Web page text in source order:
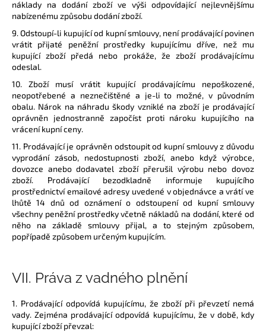
náklady na dodání zboží ve výši odpovídající nejlevnějšímu
nabízenému způsobu dodání zboží.
9. Odstoupí-li kupující od kupní smlouvy, není prodávající povinen
vrátit přijaté peněžní prostředky kupujícímu dříve, než mu
kupující zboží předá nebo prokáže, že zboží prodávajícímu
odeslal.
10. Zboží musí vrátit kupující prodávajícímu nepoškozené,
neopotřebené a neznečištěné a je-li to možné, v původním
obalu. Nárok na náhradu škody vzniklé na zboží je prodávající
oprávněn jednostranně započíst proti nároku kupujícího na
vrácení kupní ceny.
11. Prodávající je oprávněn odstoupit od kupní smlouvy z důvodu
vyprodání zásob, nedostupnosti zboží, anebo když výrobce,
dovozce anebo dodavatel zboží přerušil výrobu nebo dovoz
zboží. Prodávající bezodkladně informuje kupujícího
prostřednictví emailové adresy uvedené v objednávce a vrátí ve
lhůtě 14 dnů od oznámení o odstoupení od kupní smlouvy
všechny peněžní prostředky včetně nákladů na dodání, které od
něho na základě smlouvy přijal, a to stejným způsobem,
popřípadě způsobem určeným kupujícím.
VII. Práva z vadného plnění
1. Prodávající odpovídá kupujícímu, že zboží při převzetí nemá
vady. Zejména prodávající odpovídá kupujícímu, že v době, kdy
kupující zboží převzal: